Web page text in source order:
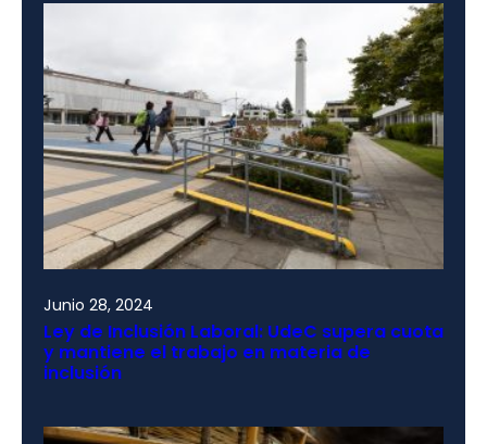
Junio 28, 2024
Ley de Inclusión Laboral: UdeC supera cuota
y mantiene el trabajo en materia de
inclusión